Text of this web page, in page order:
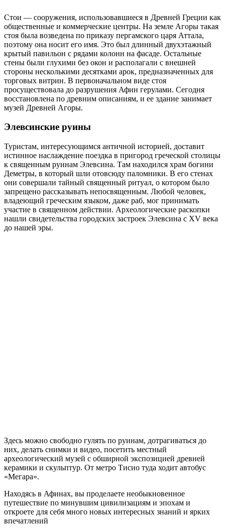
Стои — сооружения, использовавшиеся в Древней Греции как
общественные и коммерческие центры. На земле Агоры такая
стоя была возведена по приказу пергамского царя Аттала,
поэтому она носит его имя. Это был длинный двухэтажный
крытый павильон с рядами колонн на фасаде. Остальные
стены были глухими без окон и располагали с внешней
стороны несколькими десятками арок, предназначенных для
торговых витрин. В первоначальном виде стоя
просуществовала до разрушения Афин герулами. Сегодня
восстановлена по древним описаниям, и ее здание занимает
музей Древней Агоры.
Элевсинские руины
Туристам, интересующимся античной историей, доставит
истинное наслаждение поездка в пригород греческой столицы
к священным руинам Элевсина. Там находился храм богини
Деметры, в который шли отовсюду паломники. В его стенах
они совершали тайный священный ритуал, о котором было
запрещено рассказывать непосвященным. Любой человек,
владеющий греческим языком, даже раб, мог принимать
участие в священном действии. Археологические раскопки
нашли свидетельства городских застроек Элевсина с XV века
до нашей эры.
Здесь можно свободно гулять по руинам, дотрагиваться до
них, делать снимки и видео, посетить местный
археологический музей с обширной экспозицией древней
керамики и скульптур. От метро Тисио туда ходит автобус
«Мегара».
Находясь в Афинах, вы проделаете необыкновенное
путешествие по минувшим цивилизациям и эпохам и
откроете для себя много новых интересных знаний и ярких
впечатлений